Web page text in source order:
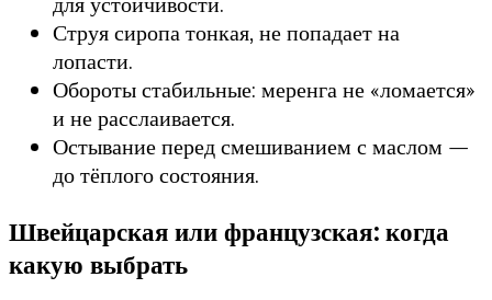
Струя сиропа тонкая, не попадает на
лопасти.
Обороты стабильные: меренга не «ломается»
и не расслаивается.
Остывание перед смешиванием с маслом —
до тёплого состояния.
Швейцарская или французская: когда
какую выбрать